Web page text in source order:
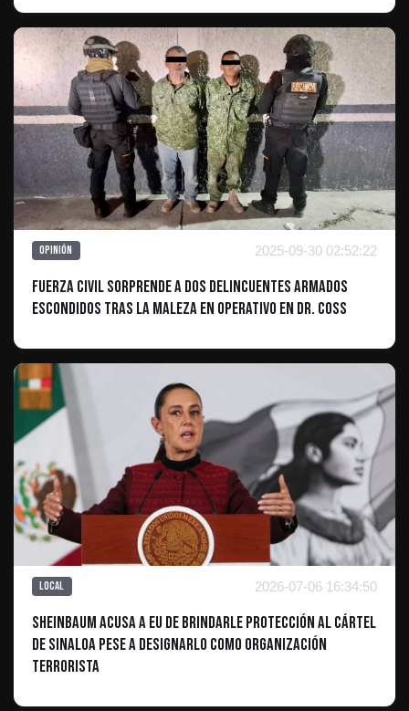
Opinión 2025-09-30 02:52:22
Fuerza Civil sorprende a Dos Delincuentes Armados
escondidos tras la maleza en Operativo en Dr. Coss
Local 2026-07-06 16:34:50
Sheinbaum acusa a EU de brindarle protección al Cártel
de Sinaloa pese a designarlo como organización
terrorista